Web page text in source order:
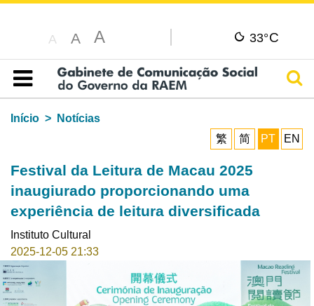
A A A 33°C
Índice
Início
Notícias
繁
简 PT EN
Festival da Leitura de Macau 2025
inaugiurado proporcionando uma
experiência de leitura diversificada
Instituto Cultural
2025-12-05 21:33